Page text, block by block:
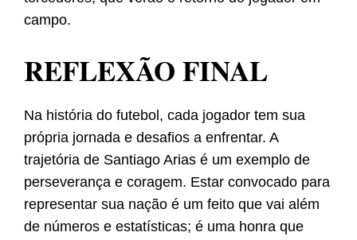
campo.
REFLEXÃO FINAL
Na história do futebol, cada jogador tem sua
própria jornada e desafios a enfrentar. A
trajetória de Santiago Arias é um exemplo de
perseverança e coragem. Estar convocado para
representar sua nação é um feito que vai além
de números e estatísticas; é uma honra que